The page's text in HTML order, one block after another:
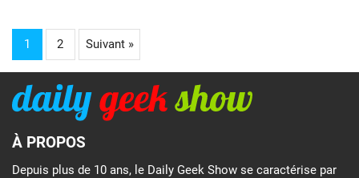
1 2 Suivant »
À PROPOS
Depuis plus de 10 ans, le Daily Geek Show se caractérise par